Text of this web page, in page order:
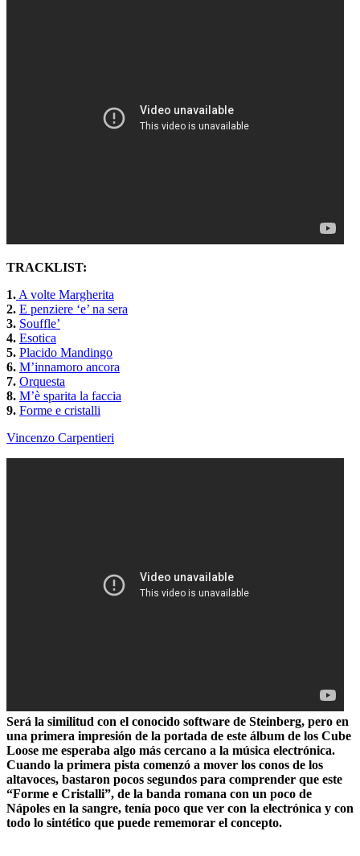
TRACKLIST:
1. A volte Margherita
2. E penziere ‘e’ na sera
3. Souffle’
4. Esotica
5. Placido Mandingo
6. M’innamoro ancora
7. Orquesta
8. M’è sparita la faccia
9. Forme e cristalli
Vincenzo Carpentieri
Será la similitud con el conocido software de Steinberg, pero en
una primera impresión de la portada de este álbum de los Cube
Loose me esperaba algo más cercano a la música electrónica.
Cuando la primera pista comenzó a mover los conos de los
altavoces, bastaron pocos segundos para comprender que este
“Forme e Cristalli”, de la banda romana con un poco de
Nápoles en la sangre, tenía poco que ver con la electrónica y con
todo lo sintético que puede rememorar el concepto.